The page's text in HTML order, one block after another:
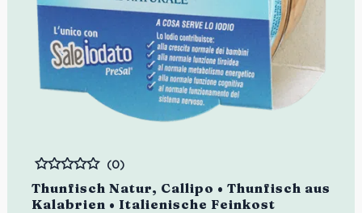
Thunfisch Natur, Callipo • Thunfisch aus
Kalabrien • Italienische Feinkost
Bewertet
(0)